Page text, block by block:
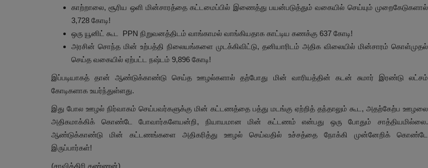
காற்றாலை, சூரிய ஒளி மின்சாரத்தை கட்டமைப்பில் இணைத்து பயன்படுத்தும் வகையில் செய்யும் முறைகேடுகளால்
3,728 கோடி!
ஒரு யூனிட் கூட PPN நிறுவனத்திடம் வாங்காமல் வாங்கியதாக காட்டிய கணக்கு 637 கோடி!
அரசின் சொந்த மின் உற்பத்தி நிலையங்களை முடக்கிவிட்டு, தனியாரிடம் அதிக விலையில் மின்சாரம் கொள்முதல்
செய்த வகையில் ஏற்பட்ட நஷ்டம் 9,896 கோடி!
இப்படியாகத் தான் ஆண்டுக்காண்டு செய்த ஊழல்களால் தற்போது மின் வாரியத்தின் கடன் சுமார் இரண்டு லட்சம்
கோடிகளாக உயர்ந்துள்ளது.
இது போல ஊழல் நிர்வாகம் செய்பவர்களுக்கு மின் கட்டணத்தை பத்து மடங்கு ஏற்றித் தந்தாலும் கூட, அதற்கேற்ப ஊழலை
அதிகமாக்கிக் கொண்டே போவார்களேயன்றி, நியாயமான மின் கட்டணம் என்பது ஒரு போதும் சாத்தியமில்லை.
ஆண்டுக்காண்டு மின் கட்டணங்களை அதிகரித்து ஊழல் செய்வதில் உச்சத்தை நோக்கி முன்னேறிக் கொண்டே
இருப்பார்கள்!
(சாவித்திரி கண்ணன்)